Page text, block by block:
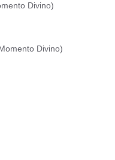
Divino)
Divino)